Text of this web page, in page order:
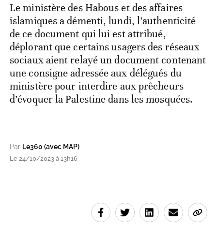
Le ministère des Habous et des affaires
islamiques a démenti, lundi, l’authenticité
de ce document qui lui est attribué,
déplorant que certains usagers des réseaux
sociaux aient relayé un document contenant
une consigne adressée aux délégués du
ministère pour interdire aux prêcheurs
d’évoquer la Palestine dans les mosquées.
Par Le360 (avec MAP)
Le 24/10/2023 à 13h16